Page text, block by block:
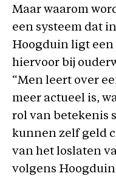
Maar waarom
een systeem dat
Hoogduin ligt een
hiervoor bij
“Men leert over
meer actueel is,
rol van betekenis
kunnen zelf geld
van het loslaten
volgens